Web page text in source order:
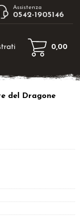
Assistenza
0542-1905146
"Registrati"
0,00
del Dragone